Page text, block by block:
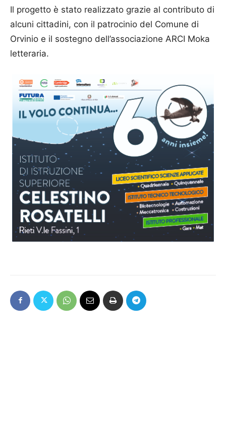
Il progetto è stato realizzato grazie al contributo di
alcuni cittadini, con il patrocinio del Comune di
Orvinio e il sostegno dell’associazione ARCI Moka
letteraria.